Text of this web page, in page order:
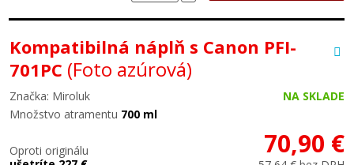
Kompatibilná náplň s Canon PFI-
701PC (Foto azúrová)
Značka: Miroluk
NA SKLADE
Množstvo atramentu 700 ml
Oproti originálu
70,90 €